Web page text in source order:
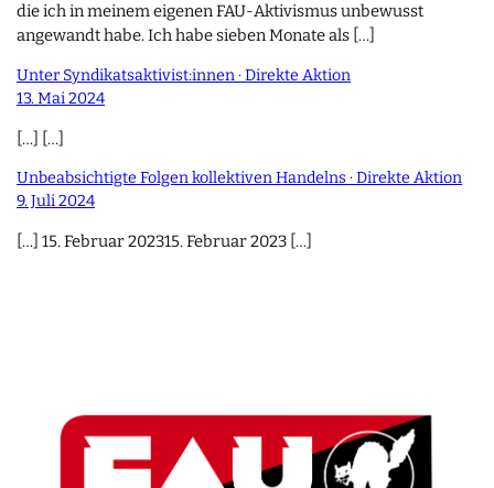
die ich in meinem eigenen FAU-Aktivismus unbewusst
angewandt habe. Ich habe sieben Monate als […]
Unter Syndikatsaktivist:innen · Direkte Aktion
13. Mai 2024
[…] […]
Unbeabsichtigte Folgen kollektiven Handelns · Direkte Aktion
9. Juli 2024
[…] 15. Februar 202315. Februar 2023 […]